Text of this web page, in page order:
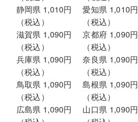
静岡県 1,010円
（税込）
愛知県 1,010円
（税込）
滋賀県 1,090円
（税込）
京都府 1,090円
（税込）
兵庫県 1,090円
（税込）
奈良県 1,090円
（税込）
鳥取県 1,090円
（税込）
島根県 1,090円
（税込）
広島県 1,090円
山口県 1,090円